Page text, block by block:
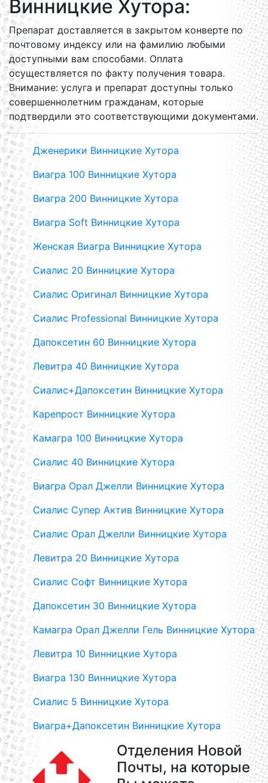
Винницкие Хутора:
Препарат доставляется в закрытом конверте по
почтовому индексу или на фамилию любыми
доступными вам способами. Оплата
осуществляется по факту получения товара.
Внимание: услуга и препарат доступны только
совершеннолетним гражданам, которые
подтвердили это соответствующими документами.
Дженерики Винницкие Хутора
Виагра 100 Винницкие Хутора
Виагра 200 Винницкие Хутора
Виагра Soft Винницкие Хутора
Женская Виагра Винницкие Хутора
Сиалис 20 Винницкие Хутора
Сиалис Оригинал Винницкие Хутора
Сиалис Professional Винницкие Хутора
Дапоксетин 60 Винницкие Хутора
Левитра 40 Винницкие Хутора
Сиалис+Дапоксетин Винницкие Хутора
Карепрост Винницкие Хутора
Камагра 100 Винницкие Хутора
Сиалис 40 Винницкие Хутора
Виагра Орал Джелли Винницкие Хутора
Сиалис Супер Актив Винницкие Хутора
Сиалис Орал Джелли Винницкие Хутора
Левитра 20 Винницкие Хутора
Сиалис Софт Винницкие Хутора
Дапоксетин 30 Винницкие Хутора
Камагра Орал Джелли Гель Винницкие Хутора
Левитра 10 Винницкие Хутора
Виагра 130 Винницкие Хутора
Сиалис 5 Винницкие Хутора
Виагра+Дапоксетин Винницкие Хутора
Отделения Новой
Почты, на которые